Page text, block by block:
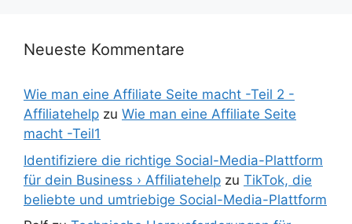
Neueste Kommentare
Wie man eine Affiliate Seite macht -Teil 2 -
Affiliatehelp zu Wie man eine Affiliate Seite
macht -Teil1
Identifiziere die richtige Social-Media-Plattform
für dein Business › Affiliatehelp zu TikTok, die
beliebte und umtriebige Social-Media-Plattform